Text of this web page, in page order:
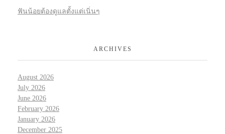
ฟันน้อยต้องดูแลตั้งแต่เนิ่นๆ
ARCHIVES
August 2026
July 2026
June 2026
February 2026
January 2026
December 2025